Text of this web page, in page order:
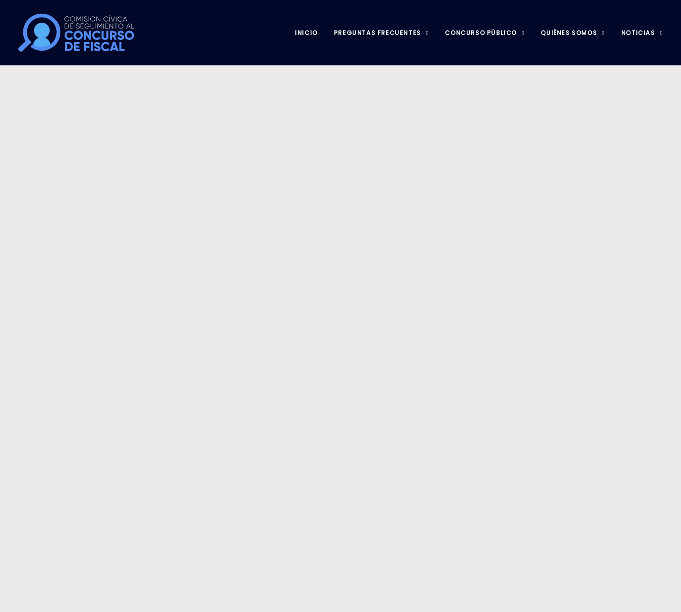
INICIO PREGUNTAS FRECUENTES CONCURSO PÚBLICO QUIÉNES SOMOS NOTICIAS